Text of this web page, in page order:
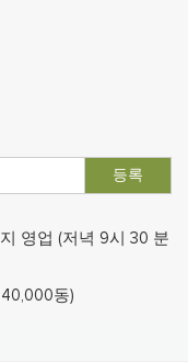
등록
영업 (저녁 9시 30 분
동)